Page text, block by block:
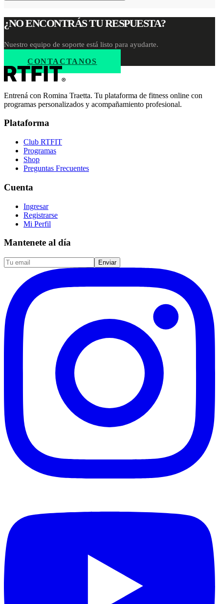
¿NO ENCONTRÁS TU RESPUESTA?
Nuestro equipo de soporte está listo para ayudarte.
CONTACTANOS
Entrená con Romina Traetta. Tu plataforma de fitness online con
programas personalizados y acompañamiento profesional.
Plataforma
Club RTFIT
Programas
Shop
Preguntas Frecuentes
Cuenta
Ingresar
Registrarse
Mi Perfil
Mantenete al día
Enviar